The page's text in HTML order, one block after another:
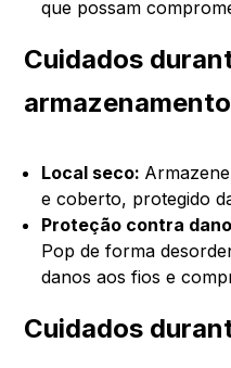
que possam
Cuidados
armazenamento
Local seco:
e coberto, protegido
Proteção contra
Pop de forma
danos aos fios e
Cuidados